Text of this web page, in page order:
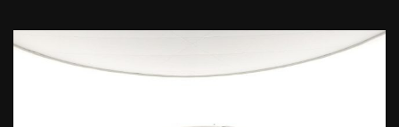
EUR), Grigio Pompei (600 EUR),